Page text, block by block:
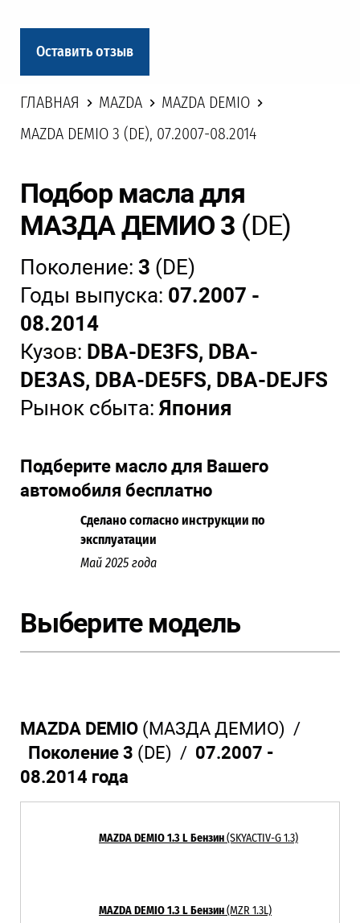
Оставить отзыв
ГЛАВНАЯ MAZDA
MAZDA DEMIO
MAZDA DEMIO 3 (DE), 07.2007-08.2014
Подбор масла для
МАЗДА ДЕМИО 3 (DE)
Поколение: 3 (DE)
Годы выпуска: 07.2007 -
08.2014
Кузов: DBA-DE3FS, DBA-
DE3AS, DBA-DE5FS, DBA-DEJFS
Рынок сбыта:Япония
Подберите масло для Вашего
автомобиля бесплатно
Сделано согласно инструкции по
эксплуатации
Май 2025 года
Выберите модель
MAZDA DEMIO (МАЗДА ДЕМИО) /
Поколение 3 (DE) / 07.2007 -
08.2014 года
MAZDA DEMIO 1.3 L Бензин(SKYACTIV-G 1.3)
MAZDA DEMIO 1.3 L Бензин(MZR 1.3L)